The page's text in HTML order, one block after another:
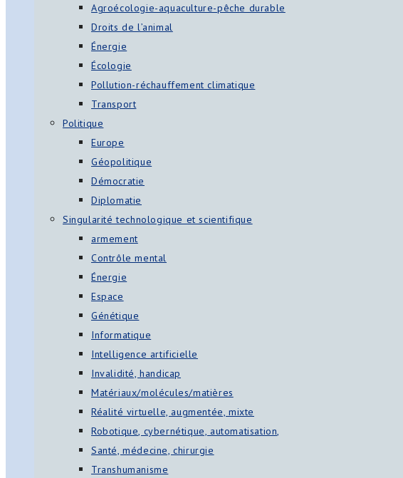
Agroécologie-aquaculture-pêche durable
Droits de l’animal
Énergie
Écologie
Pollution-réchauffement climatique
Transport
Politique
Europe
Géopolitique
Démocratie
Diplomatie
Singularité technologique et scientifique
armement
Contrôle mental
Énergie
Espace
Génétique
Informatique
Intelligence artificielle
Invalidité, handicap
Matériaux/molécules/matières
Réalité virtuelle, augmentée, mixte
Robotique, cybernétique, automatisation,
Santé, médecine, chirurgie
Transhumanisme